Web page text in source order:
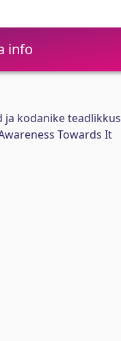
info
ja kodanike teadlikkus
Towards It